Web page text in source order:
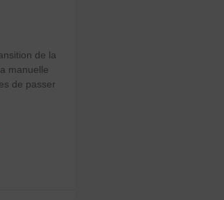
de la
manuelle
de passer